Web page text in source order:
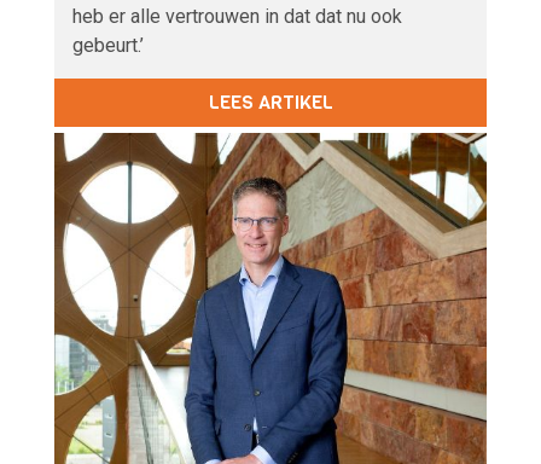
heb er alle vertrouwen in dat dat nu ook
gebeurt.’
LEES ARTIKEL